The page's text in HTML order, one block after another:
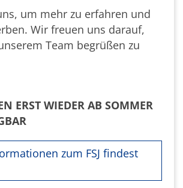
um mehr zu erfahren und
Wir freuen uns darauf,
Team begrüßen zu
ERST WIEDER AB SOMMER
zum FSJ findest